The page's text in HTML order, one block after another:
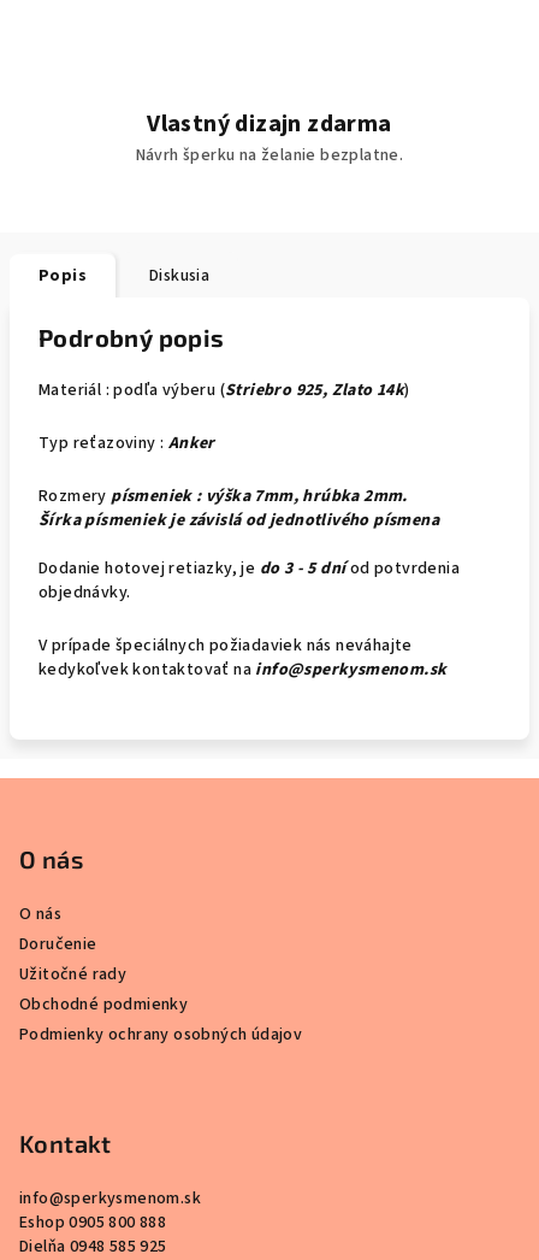
Vlastný dizajn zdarma
Návrh šperku na želanie bezplatne.
Popis Diskusia
Podrobný popis
Materiál : podľa výberu (Striebro 925, Zlato 14k)
Typ reťazoviny : Anker
Rozmerypísmeniek : výška 7mm, hrúbka 2mm.
Šírka písmeniek je závislá od jednotlivého písmena
Dodanie hotovej retiazky, je do 3 - 5 dníod potvrdenia
objednávky.
V prípade špeciálnych požiadaviek nás neváhajte
kedykoľvek kontaktovať na info@sperkysmenom.sk
O nás
O nás
Doručenie
Užitočné rady
Obchodné podmienky
Podmienky ochrany osobných údajov
Kontakt
info@sperkysmenom.sk
Eshop 0905 800 888
Dielňa 0948 585 925